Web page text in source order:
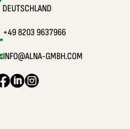
DEUTSCHLAND
+49 8203 9637966
INFO@ALNA-GMBH.COM